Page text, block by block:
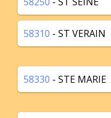
58310 - ST VERAIN
58330 - STE MARIE